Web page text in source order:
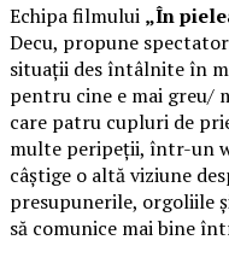
Echipa filmului „În
Decu, propune
situații des întâlnite în
pentru cine e mai greu/
care patru cupluri de
multe peripeții, într-un
câștige o altă viziune
presupunerile, orgoliile
să comunice mai bine